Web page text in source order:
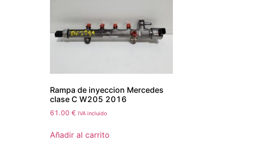
Rampa de inyeccion Mercedes
clase C W205 2016
61.00 € IVA incluido
Añadir al carrito